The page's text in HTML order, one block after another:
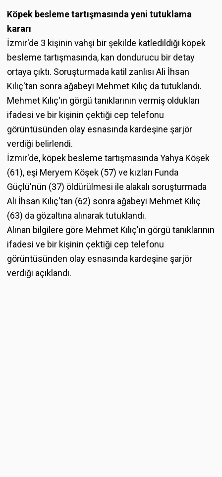
Köpek besleme tartışmasında yeni tutuklama
kararı
İzmir'de 3 kişinin vahşi bir şekilde katledildiği köpek
besleme tartışmasında, kan dondurucu bir detay
ortaya çıktı. Soruşturmada katil zanlısı Ali İhsan
Kılıç'tan sonra ağabeyi Mehmet Kılıç da tutuklandı.
Mehmet Kılıç'ın görgü tanıklarının vermiş oldukları
ifadesi ve bir kişinin çektiği cep telefonu
görüntüsünden olay esnasında kardeşine şarjör
verdiği belirlendi.
İzmir'de, köpek besleme tartışmasında Yahya Köşek
(61), eşi Meryem Köşek (57) ve kızları Funda
Güçlü'nün (37) öldürülmesi ile alakalı soruşturmada
Ali İhsan Kılıç'tan (62) sonra ağabeyi Mehmet Kılıç
(63) da gözaltına alınarak tutuklandı.
Alınan bilgilere göre Mehmet Kılıç'ın görgü tanıklarının
ifadesi ve bir kişinin çektiği cep telefonu
görüntüsünden olay esnasında kardeşine şarjör
verdiği açıklandı.